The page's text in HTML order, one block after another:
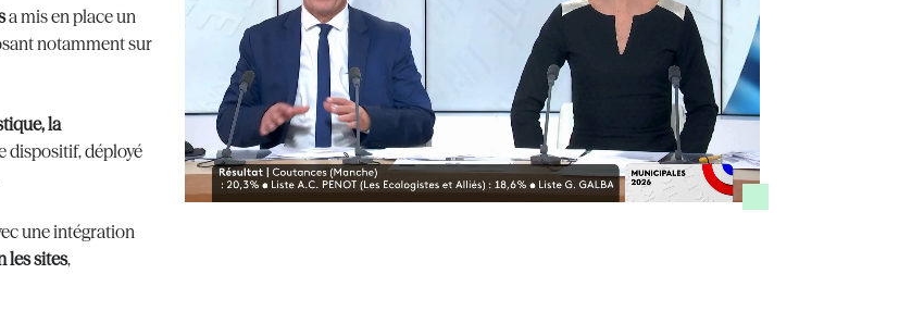
a mis en place un
notamment sur
la
dispositif, déployé
une intégration
les sites,